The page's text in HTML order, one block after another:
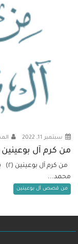
سبتمبر 11, 2022
من كرم آل بوعينين
من
محمد...
من قصص آل بوعينين